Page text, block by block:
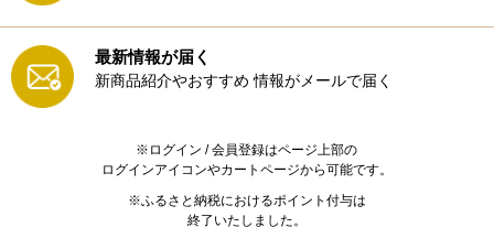
最新情報が届く
新商品紹介やおすすめ 情報がメールで届く
※ログイン / 会員登録はページ上部の
ログインアイコンやカートページから可能です。
※ふるさと納税におけるポイント付与は
終了いたしました。